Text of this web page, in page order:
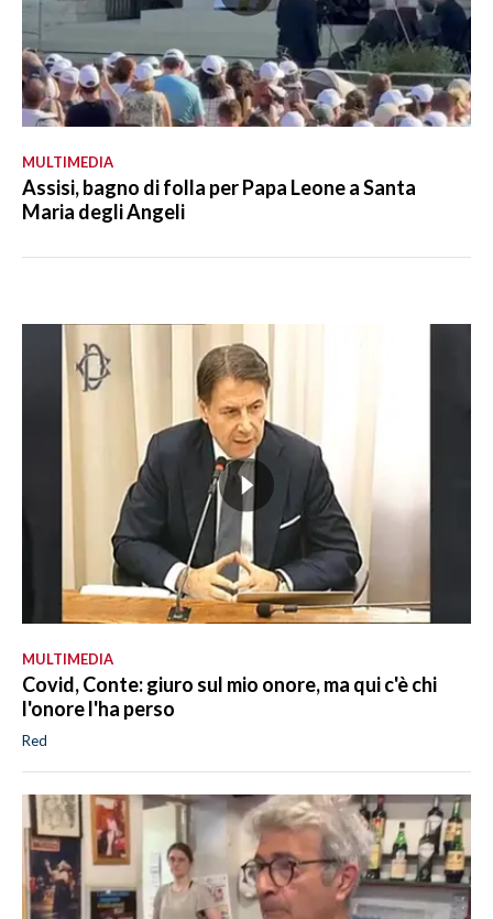
MULTIMEDIA
Assisi, bagno di folla per Papa Leone a Santa
Maria degli Angeli
MULTIMEDIA
Covid, Conte: giuro sul mio onore, ma qui c'è chi
l'onore l'ha perso
Red